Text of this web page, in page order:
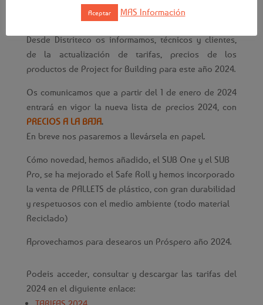
Desde Distriteco os informamos, técnicos y clientes,
de la actualización de tarifas, precios de los
productos de Project for Building para este año 2024.
Os comunicamos que a partir del 1 de enero de 2024
entrará en vigor la nueva lista de precios 2024, con
PRECIOS A LA BAJA.
En breve nos pasaremos a llevársela en papel.
Cómo novedad, hemos añadido, el SUB One y el SUB
Pro, se ha mejorado el Safe Roll y hemos incorporado
la venta de PALLETS de plástico, con gran durabilidad
y respetuosos con el medio ambiente (todo material
Reciclado)
Aprovechamos para desearos un Próspero año 2024.
Podeis acceder, consultar y descargar las tarifas del
2024 en el diguiente enlace:
Aceptar MAS Información